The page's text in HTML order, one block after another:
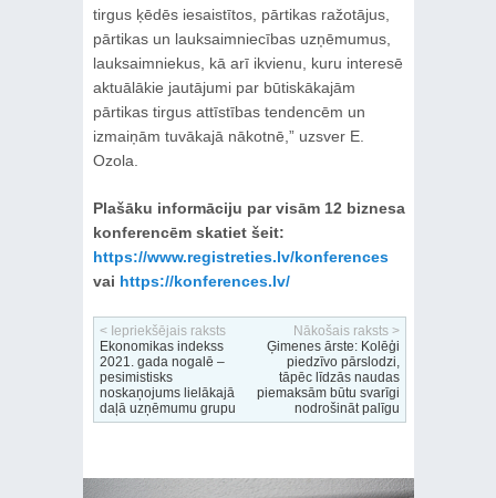
tirgus ķēdēs iesaistītos, pārtikas ražotājus,
pārtikas un lauksaimniecības uzņēmumus,
lauksaimniekus, kā arī ikvienu, kuru interesē
aktuālākie jautājumi par būtiskākajām
pārtikas tirgus attīstības tendencēm un
izmaiņām tuvākajā nākotnē,” uzsver E.
Ozola.
Plašāku informāciju par visām 12 biznesa
konferencēm skatiet šeit:
https://www.registreties.lv/konferences
vai https://konferences.lv/
< Iepriekšējais raksts
Ekonomikas indekss
2021. gada nogalē –
pesimistisks
noskaņojums lielākajā
daļā uzņēmumu grupu
Nākošais raksts >
Ģimenes ārste: Kolēģi
piedzīvo pārslodzi,
tāpēc līdzās naudas
piemaksām būtu svarīgi
nodrošināt palīgu